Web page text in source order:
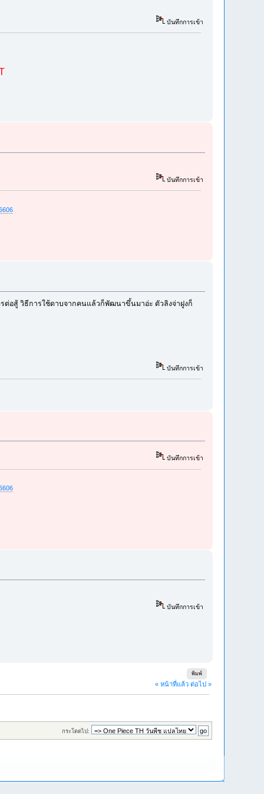
บันทึกการเข้า
บันทึกการเข้า
รต่อสู้ วิธีการใช้ดาบจากคนแล้วก็พัฒนาขึ้นมาอ่ะ ตัวลิงจ่าฝูงก็
บันทึกการเข้า
บันทึกการเข้า
บันทึกการเข้า
พิมพ์
« หน้าที่แล้ว ต่อไป »
กระโดดไป: